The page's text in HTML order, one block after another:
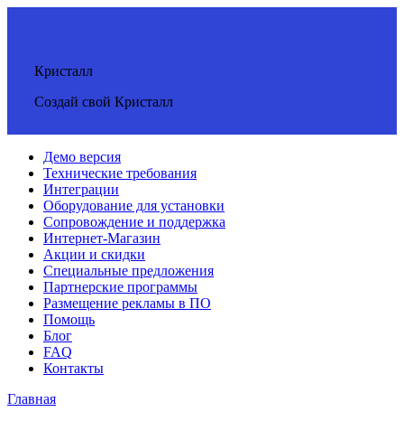
Кристалл
Создай свой Кристалл
Демо версия
Технические требования
Интеграции
Оборудование для установки
Сопровождение и поддержка
Интернет-Магазин
Акции и скидки
Специальные предложения
Партнерские программы
Размещение рекламы в ПО
Помощь
Блог
FAQ
Контакты
Главная